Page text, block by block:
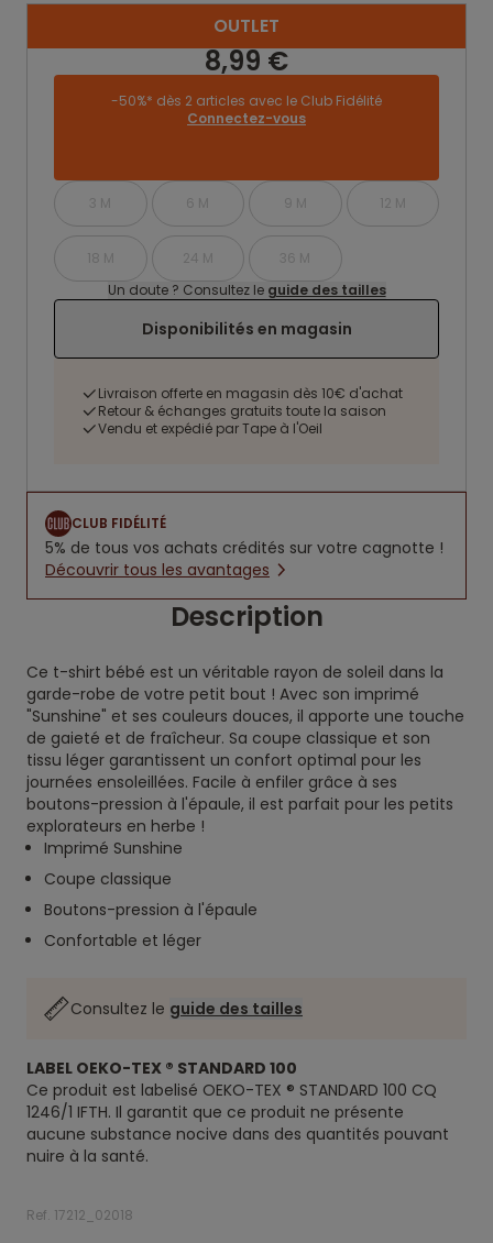
OUTLET
8,99 €
-50%* dès 2 articles avec le Club Fidélité
Connectez-vous
3 M 6 M 9 M 12 M
18 M 24 M
36 M
Un doute ? Consultez le guide des tailles
Disponibilités en magasin
Livraison offerte en magasin dès 10€ d'achat
Retour & échanges gratuits toute la saison
Vendu et expédié par Tape à l'Oeil
CLUB FIDÉLITÉ
5% de tous vos achats crédités sur votre cagnotte !
Découvrir tous les avantages
Description
Ce t-shirt bébé est un véritable rayon de soleil dans la
garde-robe de votre petit bout ! Avec son imprimé
"Sunshine" et ses couleurs douces, il apporte une touche
de gaieté et de fraîcheur. Sa coupe classique et son
tissu léger garantissent un confort optimal pour les
journées ensoleillées. Facile à enfiler grâce à ses
boutons-pression à l'épaule, il est parfait pour les petits
explorateurs en herbe !
Imprimé Sunshine
Coupe classique
Boutons-pression à l'épaule
Confortable et léger
Consultez le guide des tailles
LABEL OEKO-TEX ® STANDARD 100
Ce produit est labelisé OEKO-TEX ® STANDARD 100 CQ
1246/1 IFTH. Il garantit que ce produit ne présente
aucune substance nocive dans des quantités pouvant
nuire à la santé.
Ref. 17212_02018